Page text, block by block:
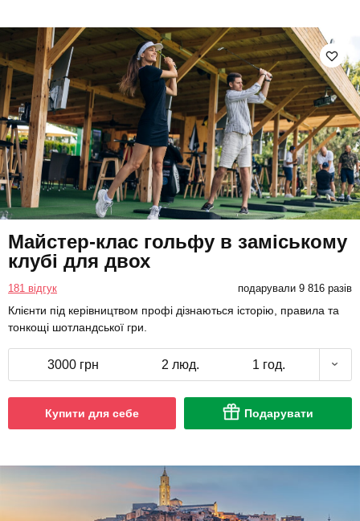
Майстер-клас гольфу в заміському
клубі для двох
181 відгук подарували 9 816 разів
Клієнти під керівництвом профі дізнаються історію, правила та
тонкощі шотландської гри.
3000 грн 2 люд. 1 год.
Купити для себе Подарувати